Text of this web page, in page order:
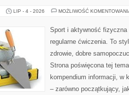
LIP - 4 - 2026 MOŻLIWOŚĆ
Sport i aktywność
regularne ćwiczenia. To
zdrowie, dobre
Strona poświęcona tej
kompendium informacji, w
– zarówno początkujący,